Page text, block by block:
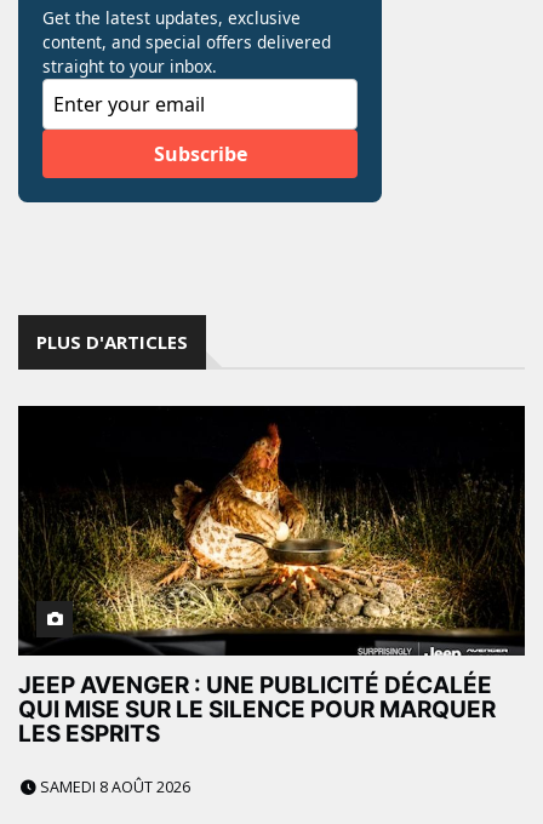
PLUS D'ARTICLES
JEEP AVENGER : UNE PUBLICITÉ DÉCALÉE
QUI MISE SUR LE SILENCE POUR MARQUER
LES ESPRITS
SAMEDI 8 AOÛT 2026